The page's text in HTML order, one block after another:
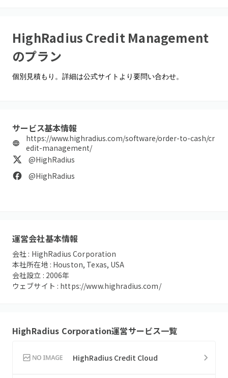
HighRadius Credit Management
のプラン
個別見積もり。詳細は公式サイトより要問い合わせ。
サービス基本情報
https://www.highradius.com/software/order-to-cash/cr
edit-management/
@HighRadius
@HighRadius
運営会社基本情報
会社 : HighRadius Corporation
本社所在地 : Houston, Texas, USA
会社設立 : 2006年
ウェブサイト : https://www.highradius.com/
HighRadius Corporation運営サービス一覧
HighRadius Credit Cloud